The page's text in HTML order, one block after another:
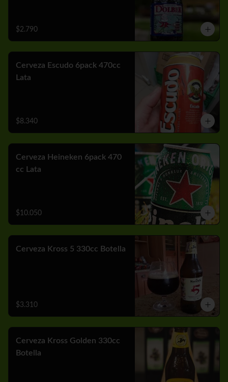
$2.790
Cerveza Escudo 6pack 470cc
Lata
$8.340
Cerveza Heineken 6pack 470
cc Lata
$10.050
Cerveza Kross 5 330cc Botella
$3.310
Cerveza Kross Golden 330cc
Botella